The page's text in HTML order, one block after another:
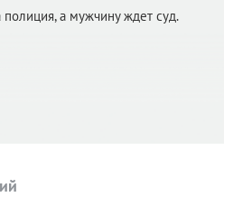
а мужчину ждет суд.